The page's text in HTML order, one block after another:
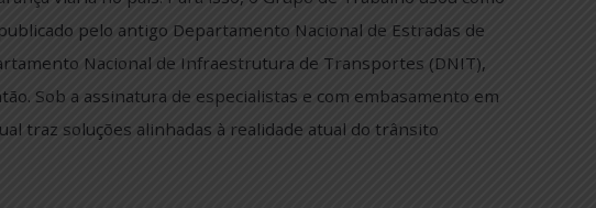
Brito, integrantes do grupo de trabalho
dessas intervenções, é indispensável o envolvimento de
e domina as diretrizes deste manual adquire o instrumental
e apresentar soluções concretas a prefeituras, autarquias